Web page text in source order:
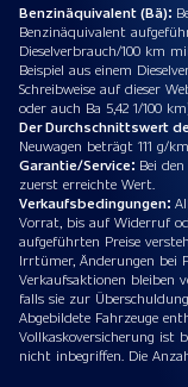
Benzinäquivalent (Bä):
Benzinäquivalent
Dieselverbrauch/100 km
Beispiel aus einem
Schreibweise auf dieser
oder auch Ba 5,42 1/100
Der Durchschnittswert
Neuwagen beträgt 111 g/
Garantie/Service: Bei
zuerst erreichte Wert.
Verkaufsbedingungen:
Vorrat, bis auf Widerruf
aufgeführten Preise
Irrtümer, Änderungen bei
Verkaufsaktionen bleiben
falls sie zur
Abgebildete Fahrzeuge
Vollkaskoversicherung ist
nicht inbegriffen. Die